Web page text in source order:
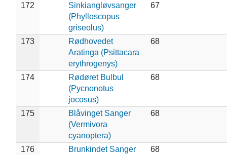
172
Sinkiangløvsanger
(Phylloscopus
griseolus)
67
173
Rødhovedet
Aratinga (Psittacara
erythrogenys)
68
174
Rødøret Bulbul
(Pycnonotus
jocosus)
68
175
Blåvinget Sanger
(Vermivora
cyanoptera)
68
176
Brunkindet Sanger
68